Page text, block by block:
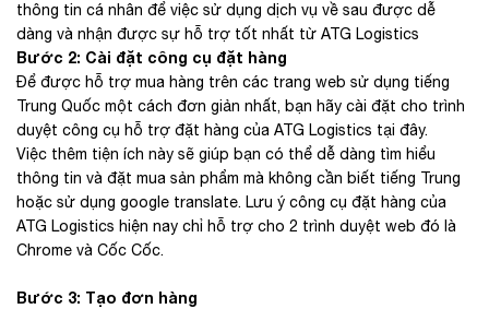
thông tin cá nhân để việc sử dụng dịch vụ về sau được dễ
dàng và nhận được sự hỗ trợ tốt nhất từ ATG Logistics
Bước 2: Cài đặt công cụ đặt hàng
Để được hỗ trợ mua hàng trên các trang web sử dụng tiếng
Trung Quốc một cách đơn giản nhất, bạn hãy cài đặt cho trình
duyệt công cụ hỗ trợ đặt hàng của ATG Logistics tại đây.
Việc thêm tiện ích này sẽ giúp bạn có thể dễ dàng tìm hiểu
thông tin và đặt mua sản phẩm mà không cần biết tiếng Trung
hoặc sử dụng google translate. Lưu ý công cụ đặt hàng của
ATG Logistics hiện nay chỉ hỗ trợ cho 2 trình duyệt web đó là
Chrome và Cốc Cốc.
Bước 3: Tạo đơn hàng